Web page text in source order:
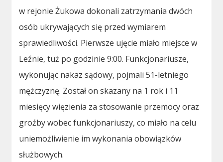
w rejonie Żukowa dokonali zatrzymania dwóch
osób ukrywających się przed wymiarem
sprawiedliwości. Pierwsze ujęcie miało miejsce w
Leźnie, tuż po godzinie 9:00. Funkcjonariusze,
wykonując nakaz sądowy, pojmali 51-letniego
mężczyznę. Został on skazany na 1 rok i 11
miesięcy więzienia za stosowanie przemocy oraz
groźby wobec funkcjonariuszy, co miało na celu
uniemożliwienie im wykonania obowiązków
służbowych.